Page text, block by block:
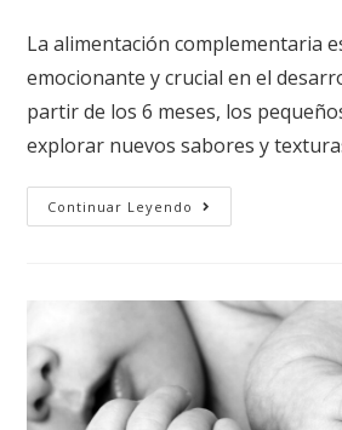
La alimentación complementaria
emocionante y crucial en el
partir de los 6 meses, los
explorar nuevos sabores y
Continuar Leyendo